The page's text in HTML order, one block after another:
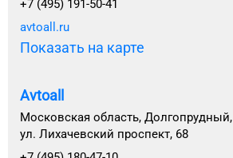
+7 (495) 191-50-41
avtoall.ru
Показать на карте
Avtoall
Московская область, Долгопрудный,
ул. Лихачевский проспект, 68